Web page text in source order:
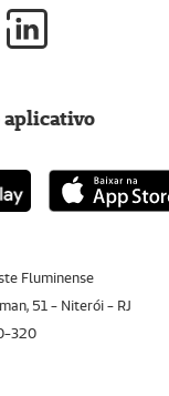
Fluminense
51 - Niterói - RJ
320
aplicativo